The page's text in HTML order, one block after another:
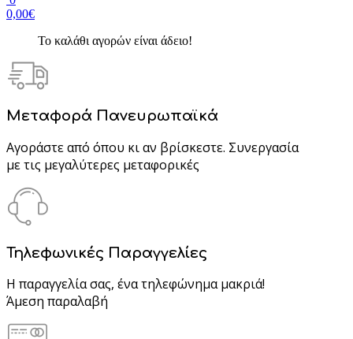
0,00€
Το καλάθι αγορών είναι άδειο!
Μεταφορά Πανευρωπαϊκά
Αγοράστε από όπου κι αν βρίσκεστε. Συνεργασία
με τις μεγαλύτερες μεταφορικές
Τηλεφωνικές Παραγγελίες
Η παραγγελία σας, ένα τηλεφώνημα μακριά!
Άμεση παραλαβή